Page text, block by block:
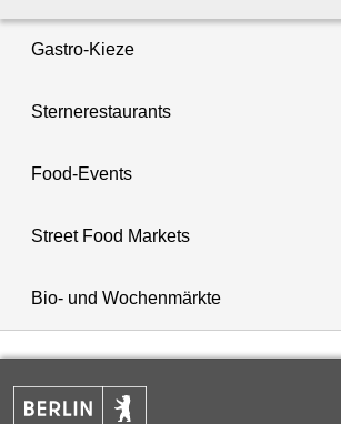
Gastro-Kieze
Sternerestaurants
Food-Events
Street Food Markets
Bio- und Wochenmärkte